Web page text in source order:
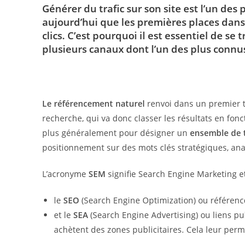
Générer du trafic sur son site est l’un
aujourd’hui que les premières places
clics. C’est pourquoi il est essentiel de
plusieurs canaux dont l’un des plus
Le référencement naturel renvoi dans un premier
recherche, qui va donc classer les résultats en
plus généralement pour désigner un ensemble de
positionnement sur des mots clés stratégiques,
L’acronyme SEM signifie Search Engine Marketing
le SEO (Search Engine Optimization) ou
et le SEA (Search Engine Advertising) ou liens
achètent des zones publicitaires. Cela leur